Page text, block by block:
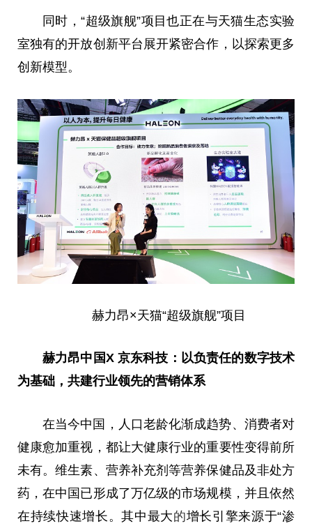
同时，“超级旗舰”项目也正在与天猫生态实验
室独有的开放创新平台展开紧密合作，以探索更多
创新模型。
赫力昂×天猫“超级旗舰”项目
赫力昂中国X 京东科技 ： 以负责任的数字技术
为基础，共建行业领先的营销体系
在当今中国，人口老龄化渐成趋势、消费者对
健康愈加重视，都让大健康行业的重要性变得前所
未有。维生素、营养补充剂等营养保健品及非处方
药，在中国已形成了万亿级的市场规模，并且依然
在持续快速增长。其中最大的增长引擎来源于“渗